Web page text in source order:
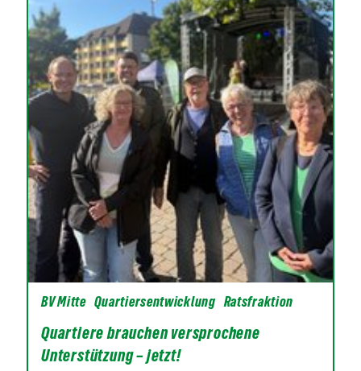
BV Mitte Quartiersentwicklung Ratsfraktion
Quartiere brauchen versprochene
Unterstützung – jetzt!